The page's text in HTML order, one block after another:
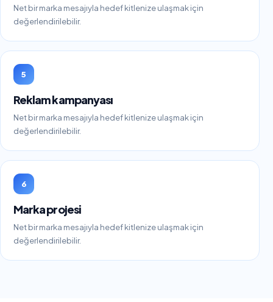
Net bir marka mesajıyla hedef kitlenize ulaşmak için
değerlendirilebilir.
5
Reklam kampanyası
Net bir marka mesajıyla hedef kitlenize ulaşmak için
değerlendirilebilir.
6
Marka projesi
Net bir marka mesajıyla hedef kitlenize ulaşmak için
değerlendirilebilir.